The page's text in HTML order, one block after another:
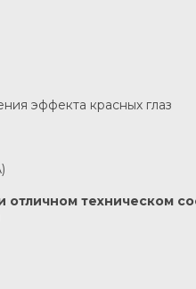
эффекта красных глаз
техническом